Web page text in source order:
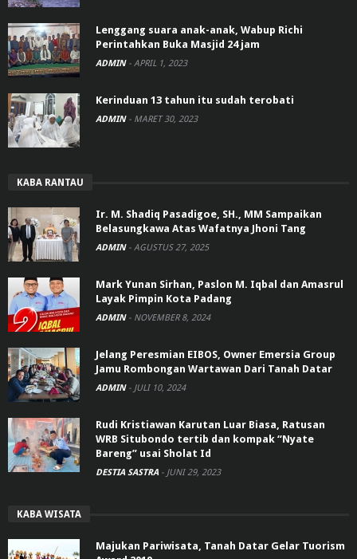
Lenggang suara anak-anak, Wabup Richi
Perintahkan Buka Masjid 24 jam
ADMIN - APRIL 1, 2023
Kerinduan 13 tahun itu sudah terobati
ADMIN - MARET 30, 2023
KABA RANTAU
Ir. M. Shadiq Pasadigoe, SH., MM Sampaikan
Belasungkawa Atas Wafatnya Jhoni Tang
ADMIN - AGUSTUS 27, 2025
Mark Yunan Sirhan, Paslon M. Iqbal dan Amasrul
Layak Pimpin Kota Padang
ADMIN - NOVEMBER 8, 2024
Jelang Peresmian EIBOS, Owner Emersia Group
Jamu Rombongan Wartawan Dari Tanah Datar
ADMIN - JULI 10, 2024
Rudi Kristiawan Karutan Luar Biasa, Ratusan
WRB Situbondo tertib dan kompak “Nyate
Bareng” usai Sholat Id
DESTIA SASTRA - JUNI 29, 2023
KABA WISATA
Majukan Pariwisata, Tanah Datar Gelar Tuorism